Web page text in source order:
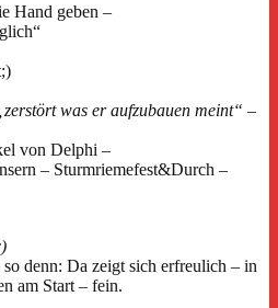
Hand geben –
„zerstört was er aufzubauen meint“ –
von Delphi –
– Sturmriemefest&Durch –
denn: Da zeigt sich erfreulich – in
am Start – fein.